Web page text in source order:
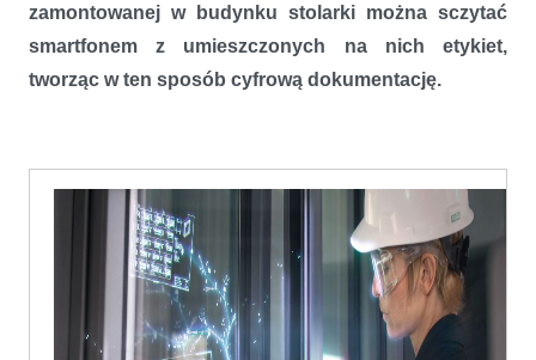
zamontowanej w budynku stolarki można sczytać
smartfonem z umieszczonych na nich etykiet,
tworząc w ten sposób cyfrową dokumentację.